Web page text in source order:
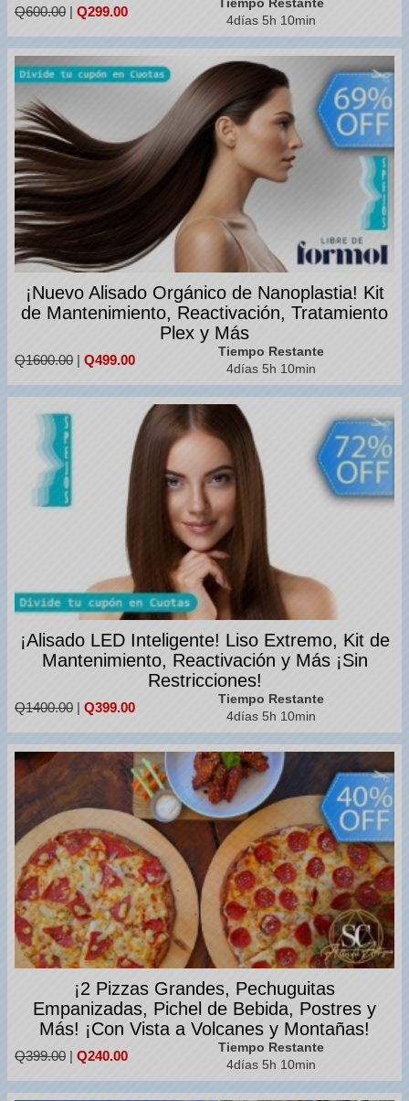
Q600.00 | Q299.00
Tiempo Restante
4días 5h 10min
¡Nuevo Alisado Orgánico de Nanoplastia! Kit
de Mantenimiento, Reactivación, Tratamiento
Plex y Más
Q1600.00 | Q499.00
Tiempo Restante
4días 5h 10min
¡Alisado LED Inteligente! Liso Extremo, Kit de
Mantenimiento, Reactivación y Más ¡Sin
Restricciones!
Q1400.00 | Q399.00
Tiempo Restante
4días 5h 10min
¡2 Pizzas Grandes, Pechuguitas
Empanizadas, Pichel de Bebida, Postres y
Más! ¡Con Vista a Volcanes y Montañas!
Q399.00 | Q240.00
Tiempo Restante
4días 5h 10min